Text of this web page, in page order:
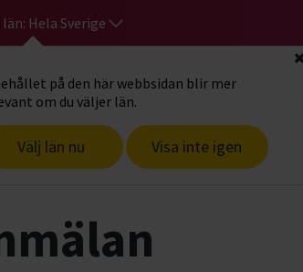
Hela Sverige
på den här webbsidan blir mer
om du väljer län.
Välj län nu Visa inte igen
studiefrämjandets startsidaHitta
Hitta intresse Konst, hantverk & design